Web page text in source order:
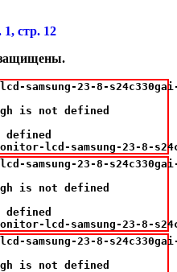
стр. 12
защищены.
23-8-s24c330gai-
is not defined
defined
lcd-samsung-23-8-
23-8-s24c330gai-
is not defined
defined
lcd-samsung-23-8-
23-8-s24c330gai-
is not defined